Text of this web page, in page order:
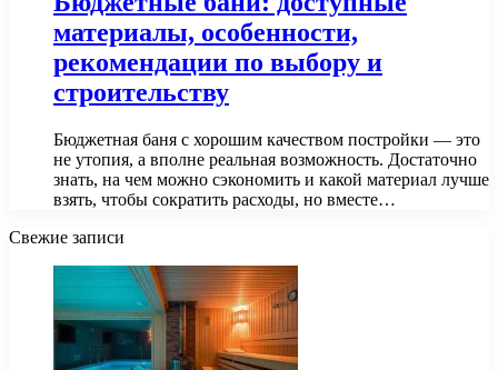
материалы, особенности,
рекомендации по выбору и
строительству
Бюджетная баня с хорошим качеством постройки — это
не утопия, а вполне реальная возможность. Достаточно
знать, на чем можно сэкономить и какой материал лучше
взять, чтобы сократить расходы, но вместе…
Свежие записи